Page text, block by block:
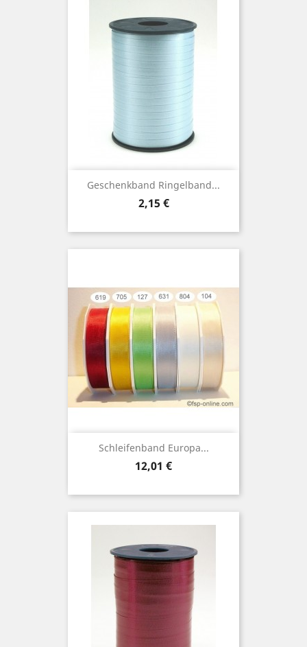
Geschenkband Ringelband...
Preis
2,15 €
Schleifenband Europa...
Preis
12,01 €